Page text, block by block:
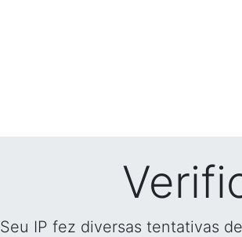
Seu IP fez diversas tentativas